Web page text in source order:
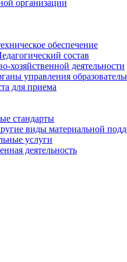
организации
обеспечение
состав
хозяйственной деятельности
управления
для приема
стандарты
виды материальной
услуги
деятельность